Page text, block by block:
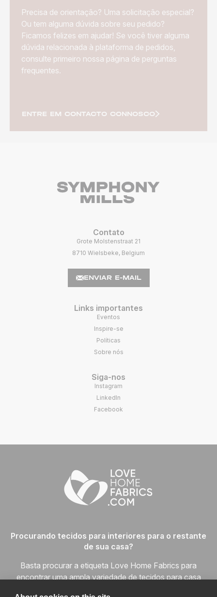
Precisa de orientação? Uma solicitação especial?
Ou tem alguma dúvida sobre seu pedido?
Ficamos felizes em ajudar! Se você tiver alguma
dúvida relacionada à plataforma de pedidos,
consulte primeiro nossa página de perguntas
frequentes.
ENTRE EM CONTACTO CONNOSCO
Contato
Grote Molstenstraat 21
8710 Wielsbeke, Belgium
ENVIAR E-MAIL
Links importantes
Eventos
Inspire-se
Políticas
Sobre nós
Siga-nos
Instagram
LinkedIn
Facebook
Procurando tecidos para interiores para o restante
de sua casa?
Basta procurar a etiqueta Love Home Fabrics para
encontrar uma ampla variedade de tecidos para casa